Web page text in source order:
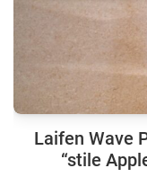
Laifen Wave
“stile